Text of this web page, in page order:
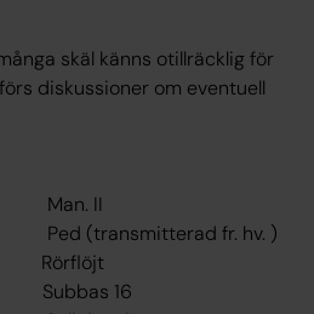
skäl känns otillräcklig för
diskussioner om eventuell
II
fr. hv. )
16